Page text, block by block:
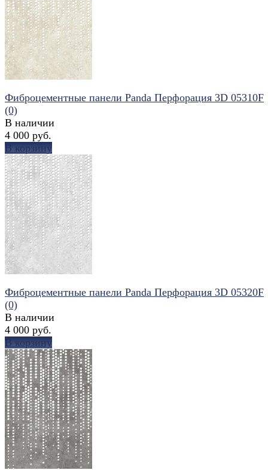
избранное сравнить
избранное сравнить
Фиброцементные панели Panda Перфорация 3D 05310F
(0)
В наличии
4 000 руб.
В корзину
избранное сравнить
Фиброцементные панели Panda Перфорация 3D 05320F
(0)
В наличии
4 000 руб.
В корзину